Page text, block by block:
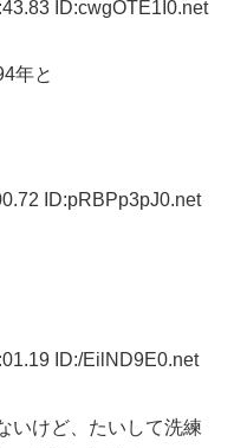
ID:cwgOTE1I0.net
年と
ID:pRBPp3pJ0.net
ID:/EilND9E0.net
いけど、たいして洗練